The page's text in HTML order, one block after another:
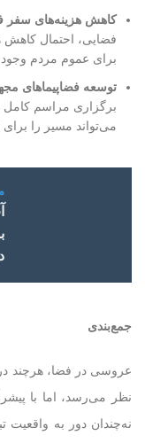
کاهش هزینه‌های سفر
فضایی، احتمال کاهش
برای عموم مردم وجود
توسعه فضاپیماهای
برگزاری مراسم کامل
می‌تواند مسیر را
جمع‌بندی
عروسی در فضا، هرچند
نظر می‌رسد، اما با
نه‌چندان دور به واقعیت